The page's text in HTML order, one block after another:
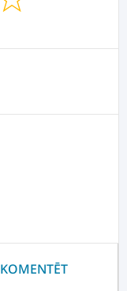
KOMENTĒT